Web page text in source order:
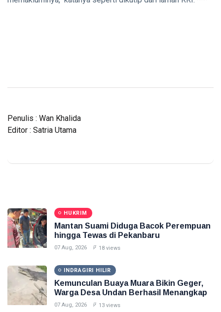
Penulis : Wan Khalida
Editor : Satria Utama
HUKRIM
Mantan Suami Diduga Bacok Perempuan
hingga Tewas di Pekanbaru
07 Aug, 2026 18 views
INDRAGIRI HILIR
Kemunculan Buaya Muara Bikin Geger,
Warga Desa Undan Berhasil Menangkap
07 Aug, 2026 13 views